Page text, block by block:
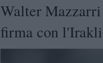
Walter
firma con